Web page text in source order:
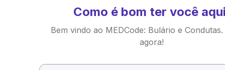
Como é bom ter você
Bem vindo ao MEDCode: Bulário e Condutas.
agora!